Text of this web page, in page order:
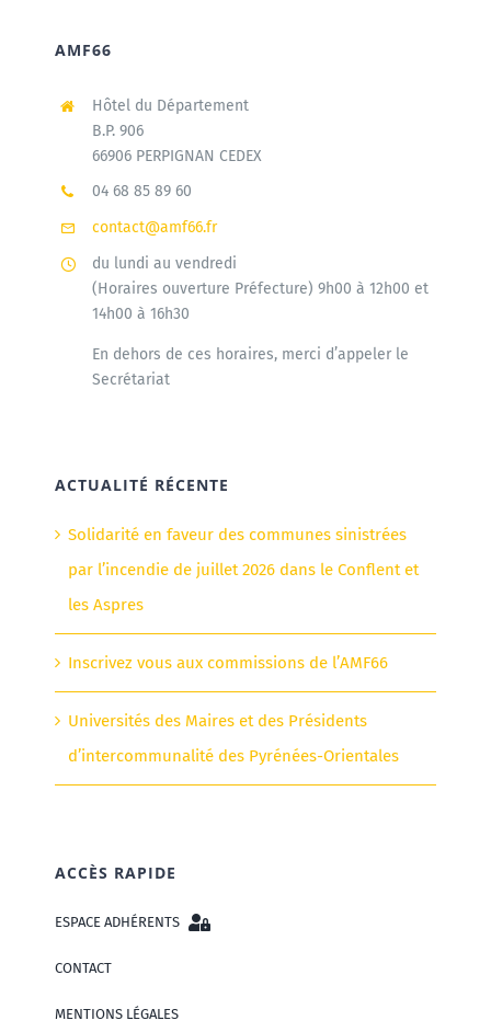
AMF66
Hôtel du Département
B.P. 906
66906 PERPIGNAN CEDEX
04 68 85 89 60
contact@amf66.fr
du lundi au vendredi
(Horaires ouverture Préfecture) 9h00 à 12h00 et
14h00 à 16h30
En dehors de ces horaires, merci d’appeler le
Secrétariat
ACTUALITÉ RÉCENTE
Solidarité en faveur des communes sinistrées
par l’incendie de juillet 2026 dans le Conflent et
les Aspres
Inscrivez vous aux commissions de l’AMF66
Universités des Maires et des Présidents
d’intercommunalité des Pyrénées-Orientales
ACCÈS RAPIDE
ESPACE ADHÉRENTS
CONTACT
MENTIONS LÉGALES